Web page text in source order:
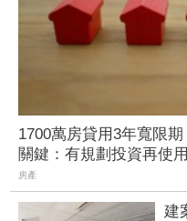
1700萬房貸用3年寬限
關鍵：有規劃投資再使用
房產
建